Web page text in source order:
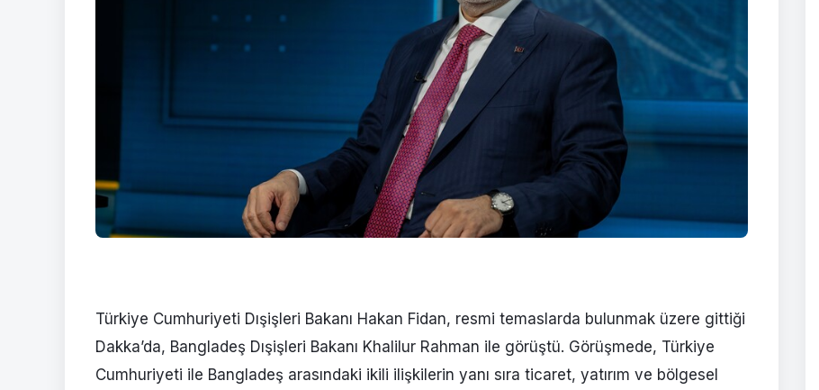
Türkiye Cumhuriyeti Dışişleri Bakanı Hakan Fidan, resmi temaslarda bulunmak üzere gittiği
Dakka’da, Bangladeş Dışişleri Bakanı Khalilur Rahman ile görüştü. Görüşmede, Türkiye
Cumhuriyeti ile Bangladeş arasındaki ikili ilişkilerin yanı sıra ticaret, yatırım ve bölgesel